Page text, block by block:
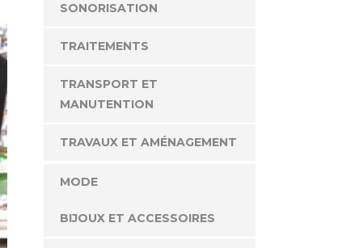
SONORISATION
TRAITEMENTS
TRANSPORT ET
MANUTENTION
TRAVAUX ET AMÉNAGEMENT
MODE
BIJOUX ET ACCESSOIRES